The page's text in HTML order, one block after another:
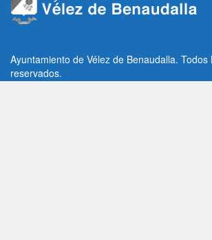
Ayuntamiento de Vélez de Benaudalla. Todos
reservados.